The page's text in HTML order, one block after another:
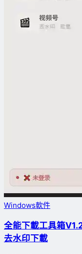
Windows軟件
全能下載工具箱
去水印下載